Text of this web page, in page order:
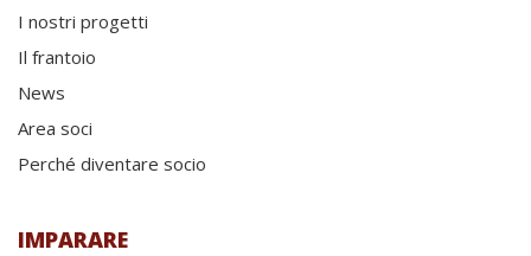
I nostri progetti
Il frantoio
News
Area soci
Perché diventare socio
IMPARARE